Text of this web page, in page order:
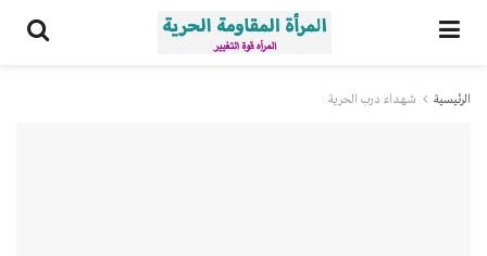
الرئيسية شهداء درب الحرية